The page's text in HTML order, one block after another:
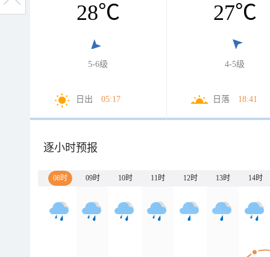
28℃
5-6级
日出 05:17
27℃
4-5级
日落 18:41
逐小时预报
08时 09时 10时 11时 12时 13时 14时